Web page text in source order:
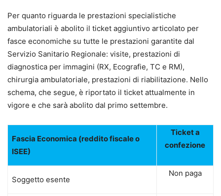
Per quanto riguarda le prestazioni specialistiche
ambulatoriali è abolito il ticket aggiuntivo articolato per
fasce economiche su tutte le prestazioni garantite dal
Servizio Sanitario Regionale: visite, prestazioni di
diagnostica per immagini (RX, Ecografie, TC e RM),
chirurgia ambulatoriale, prestazioni di riabilitazione. Nello
schema, che segue, è riportato il ticket attualmente in
vigore e che sarà abolito dal primo settembre.
Fascia Economica (reddito fiscale o
ISEE)
Ticket a
confezione
Soggetto esente
Non paga